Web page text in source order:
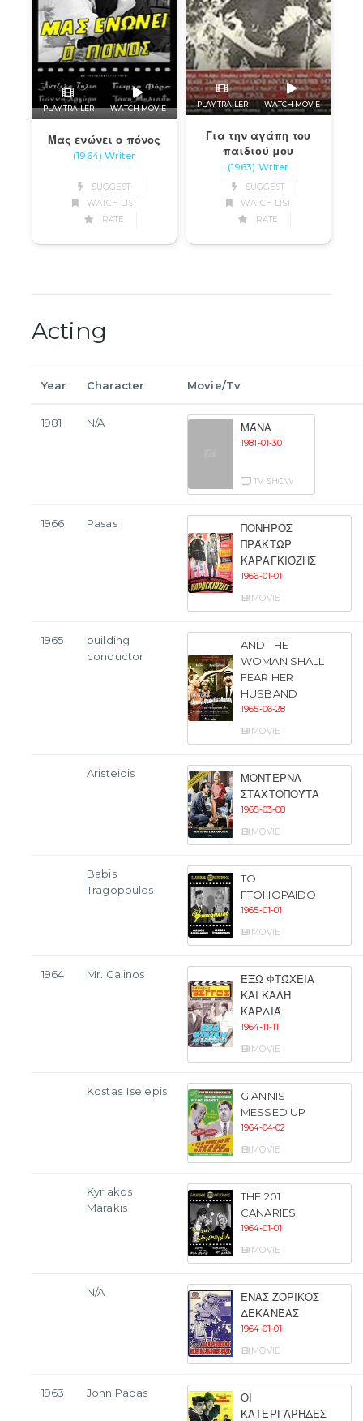
PLAY TRAILER WATCH MOVIE
Μας ενώνει ο πόνος
(1964) Writer
SUGGEST
WATCH LIST
RATE
PLAY TRAILER WATCH MOVIE
Για την αγάπη του
παιδιού μου
(1963) Writer
SUGGEST
WATCH LIST
RATE
Acting
Year Character Movie/Tv
1981 N/A ΜΆΝΑ
1981-01-30
TV SHOW
1966 Pasas
ΠΟΝΗΡΌΣ
ΠΡΆΚΤΩΡ
ΚΑΡΑΓΚΙΌΖΗΣ
1966-01-01
MOVIE
1965
building
conductor
AND THE
WOMAN SHALL
FEAR HER
HUSBAND
1965-06-28
MOVIE
Aristeidis
ΜΟΝΤΈΡΝΑ
ΣΤΑΧΤΟΠΟΎΤΑ
1965-03-08
MOVIE
Babis
Tragopoulos
TO
FTOHOPAIDO
1965-01-01
MOVIE
1964 Mr. Galinos
ΈΞΩ ΦΤΏΧΕΙΑ
ΚΑΙ ΚΑΛΉ
ΚΑΡΔΙΆ
1964-11-11
MOVIE
Kostas Tselepis
GIANNIS
MESSED UP
1964-04-02
MOVIE
Kyriakos
Marakis
THE 201
CANARIES
1964-01-01
MOVIE
N/A
ΈΝΑΣ ΖΌΡΙΚΟΣ
ΔΕΚΑΝΈΑΣ
1964-01-01
MOVIE
1963 John Papas
ΟΙ
ΚΑΤΕΡΓΆΡΗΔΕΣ